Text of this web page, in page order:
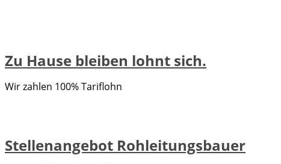
Zu Hause bleiben lohnt sich.
Wir zahlen 100% Tariflohn
Stellenangebot Rohleitungsbauer